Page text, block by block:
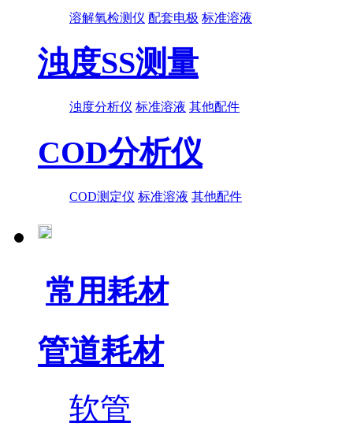
溶解氧检测仪 配套电极 标准溶液
浊度SS测量
浊度分析仪 标准溶液 其他配件
COD分析仪
COD测定仪 标准溶液 其他配件
常用耗材
管道耗材
软管